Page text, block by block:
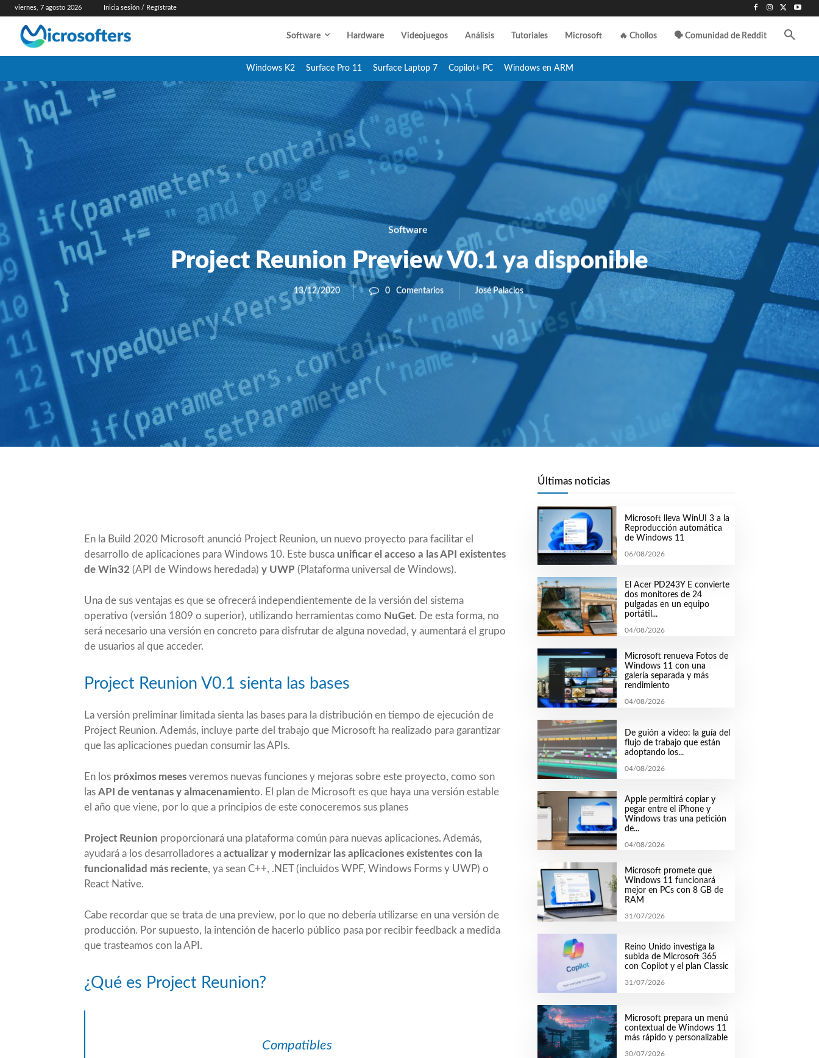
viernes, 7 agosto 2026 Inicia sesión / Regístrate
Software Hardware Videojuegos Análisis Tutoriales Microsoft 🔥 Chollos 🗣️ Comunidad de Reddit
Windows K2 Surface Pro 11 Surface Laptop 7 Copilot+ PC Windows en ARM
Software
Project Reunion Preview V0.1 ya disponible
13/12/2020 0 Comentarios José Palacios
En la Build 2020 Microsoft anunció Project Reunion, un nuevo proyecto para facilitar el
desarrollo de aplicaciones para Windows 10. Este busca unificar el acceso a las API existentes
de Win32 (API de Windows heredada) y UWP (Plataforma universal de Windows).
Una de sus ventajas es que se ofrecerá independientemente de la versión del sistema
operativo (versión 1809 o superior), utilizando herramientas como NuGet. De esta forma, no
será necesario una versión en concreto para disfrutar de alguna novedad, y aumentará el grupo
de usuarios al que acceder.
Project Reunion V0.1 sienta las bases
La versión preliminar limitada sienta las bases para la distribución en tiempo de ejecución de
Project Reunion. Además, incluye parte del trabajo que Microsoft ha realizado para garantizar
que las aplicaciones puedan consumir las APIs.
En los próximos meses veremos nuevas funciones y mejoras sobre este proyecto, como son
las API de ventanas y almacenamiento. El plan de Microsoft es que haya una versión estable
el año que viene, por lo que a principios de este conoceremos sus planes
Project Reunion proporcionará una plataforma común para nuevas aplicaciones. Además,
ayudará a los desarrolladores a actualizar y modernizar las aplicaciones existentes con la
funcionalidad más reciente, ya sean C++, .NET (incluidos WPF, Windows Forms y UWP) o
React Native.
Cabe recordar que se trata de una preview, por lo que no debería utilizarse en una versión de
producción. Por supuesto, la intención de hacerlo público pasa por recibir feedback a medida
que trasteamos con la API.
¿Qué es Project Reunion?
Compatibles
Últimas noticias
Microsoft lleva WinUI 3 a la
Reproducción automática
de Windows 11
06/08/2026
El Acer PD243Y E convierte
dos monitores de 24
pulgadas en un equipo
portátil...
04/08/2026
Microsoft renueva Fotos de
Windows 11 con una
galería separada y más
rendimiento
04/08/2026
De guión a vídeo: la guía del
flujo de trabajo que están
adoptando los...
04/08/2026
Apple permitirá copiar y
pegar entre el iPhone y
Windows tras una petición
de...
04/08/2026
Microsoft promete que
Windows 11 funcionará
mejor en PCs con 8 GB de
RAM
31/07/2026
Reino Unido investiga la
subida de Microsoft 365
con Copilot y el plan Classic
31/07/2026
Microsoft prepara un menú
contextual de Windows 11
más rápido y personalizable
30/07/2026